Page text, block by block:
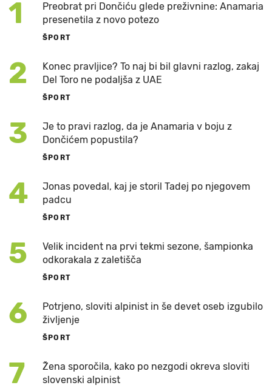
1
Preobrat pri Dončiću glede preživnine: Anamaria
presenetila z novo potezo
ŠPORT
2
Konec pravljice? To naj bi bil glavni razlog, zakaj
Del Toro ne podaljša z UAE
ŠPORT
3
Je to pravi razlog, da je Anamaria v boju z
Dončićem popustila?
ŠPORT
4
Jonas povedal, kaj je storil Tadej po njegovem
padcu
ŠPORT
5
Velik incident na prvi tekmi sezone, šampionka
odkorakala z zaletišča
ŠPORT
6
Potrjeno, sloviti alpinist in še devet oseb izgubilo
življenje
ŠPORT
7
Žena sporočila, kako po nezgodi okreva sloviti
slovenski alpinist